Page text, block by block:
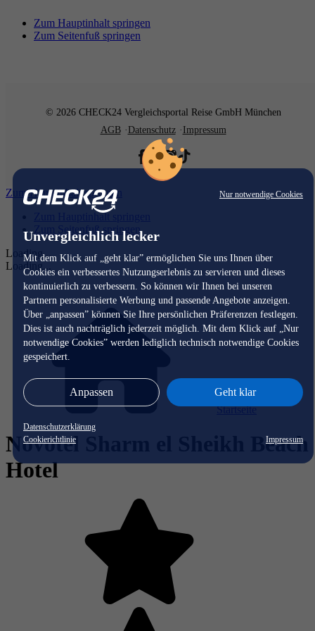
Nur notwendige Cookies
Unvergleichlich lecker
Mit dem Klick auf „geht klar” ermöglichen Sie uns Ihnen über
Cookies ein verbessertes Nutzungserlebnis zu servieren und dieses
kontinuierlich zu verbessern. So können wir Ihnen bei unseren
Partnern personalisierte Werbung und passende Angebote anzeigen.
Über „anpassen” können Sie Ihre persönlichen Präferenzen festlegen.
Dies ist auch nachträglich jederzeit möglich. Mit dem Klick auf „Nur
notwendige Cookies” werden lediglich technisch notwendige Cookies
gespeichert.
Anpassen Geht klar
Datenschutzerklärung
Cookierichtlinie
Impressum
Zum Hauptinhalt springen
Zum Seitenfuß springen
© 2026 CHECK24 Vergleichsportal Reise GmbH München
AGB
Datenschutz Impressum
Zum Hauptinhalt springen
Zum Hauptinhalt springen
Zum Seitenfuß springen
Loading...
Loading...
Startseite
Novotel Sharm el Sheikh Beach
Hotel